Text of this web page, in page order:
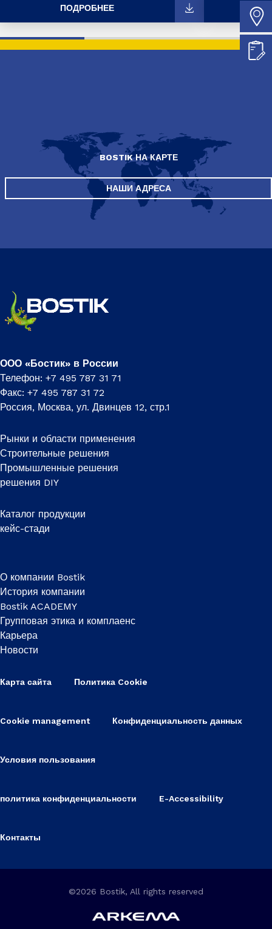
ПОДРОБНЕЕ
BOSTIK НА КАРТЕ
НАШИ АДРЕСА
ООО «Бостик» в России
Телефон: +7 495 787 31 71
Факс: +7 495 787 31 72
Россия, Москва, ул. Двинцев 12, стр.1
Рынки и области применения
Строительные решения
Промышленные решения
решения DIY
Каталог продукции
кейс-стади
О компании Bostik
История компании
Bostik ACADEMY
Групповая этика и комплаенс
Карьера
Новости
Карта сайта Политика Cookie
Cookie management Конфиденциальность данных
Условия пользования
политика конфиденциальности E-Accessibility
Контакты
©2026 Bostik, All rights reserved